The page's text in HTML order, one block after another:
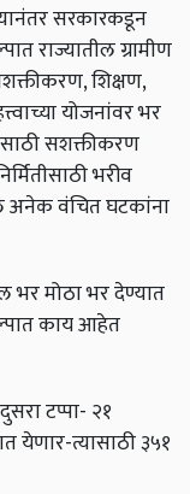
सरकारकडून
राज्यातील ग्रामीण
शिक्षण,
योजनांवर भर
सशक्तीकरण
भरीव
अनेक वंचित घटकांना
भर मोठा भर देण्यात
काय आहेत
टप्पा- २१
येणार-त्यासाठी ३५१